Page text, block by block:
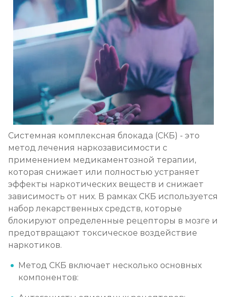
Кодирование на дому
от 2 850 ₽
Кодирование дисульфирамом
от 2 500 ₽ Записаться
Кодирование Аквилонгом
Записаться
Кодирование Алгоминалом
от 2 500 ₽ Записаться
Кодирование препаратом Тетлонг 250
от 3 200 ₽ Записаться
Кодирование Колме
от 3 600 ₽ Записаться
Кодирование с провокацией
Системная комплексная блокада (СКБ) - это
метод лечения наркозависимости с
применением медикаментозной терапии,
которая снижает или полностью устраняет
эффекты наркотических веществ и снижает
зависимость от них. В рамках СКБ используется
набор лекарственных средств, которые
блокируют определенные рецепторы в мозге и
предотвращают токсическое воздействие
наркотиков.
Метод СКБ включает несколько основных
компонентов: